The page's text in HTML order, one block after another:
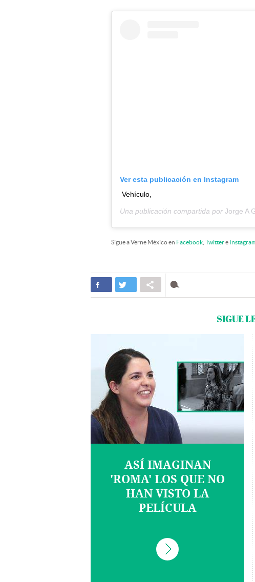
Ver esta publicación en Instagram
Vehículo,
Una publicación compartida por Jorge A
Sigue a Verne México en Facebook Twittere
SIGUE
ASÍ IMAGINAN
'ROMA' LOS QUE NO
HAN VISTO LA
PELÍCULA